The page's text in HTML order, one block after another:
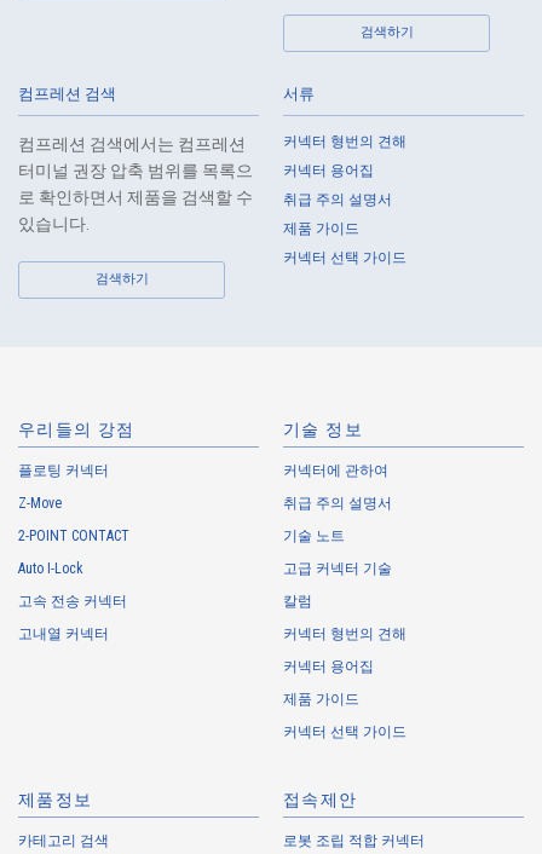
IMSA-13065B-2-20Y900
고온 적합 Web 구입 가능
IMSA-13065B-2-16Y901
검색하기
컴프레션 검색
컴프레션 검색에서는 컴프레션
터미널 권장 압축 범위를 목록으
로 확인하면서 제품을 검색할 수
있습니다.
검색하기
서류
커넥터 형번의 견해
커넥터 용어집
취급 주의 설명서
제품 가이드
커넥터 선택 가이드
우리들의 강점
플로팅 커넥터
Z-Move
2-POINT CONTACT
Auto I-Lock
고속 전송 커넥터
고내열 커넥터
기술 정보
커넥터에 관하여
취급 주의 설명서
기술 노트
고급 커넥터 기술
칼럼
커넥터 형번의 견해
커넥터 용어집
제품 가이드
커넥터 선택 가이드
제품정보
카테고리 검색
접속제안
로봇 조립 적합 커넥터